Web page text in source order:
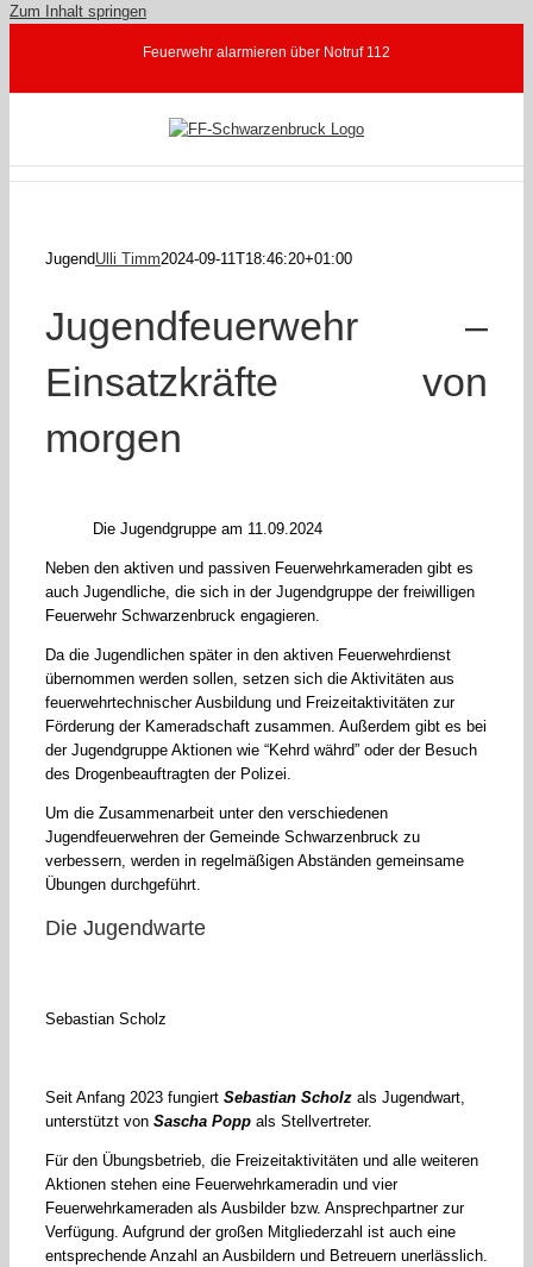
Zum Inhalt springen
Feuerwehr alarmieren über Notruf 112
JugendUlli Timm2024-09-11T18:46:20+01:00
Jugendfeuerwehr –
Einsatzkräfte von
morgen
Die Jugendgruppe am 11.09.2024
Neben den aktiven und passiven Feuerwehrkameraden gibt es
auch Jugendliche, die sich in der Jugendgruppe der freiwilligen
Feuerwehr Schwarzenbruck engagieren.
Da die Jugendlichen später in den aktiven Feuerwehrdienst
übernommen werden sollen, setzen sich die Aktivitäten aus
feuerwehrtechnischer Ausbildung und Freizeitaktivitäten zur
Förderung der Kameradschaft zusammen. Außerdem gibt es bei
der Jugendgruppe Aktionen wie “Kehrd währd” oder der Besuch
des Drogenbeauftragten der Polizei.
Um die Zusammenarbeit unter den verschiedenen
Jugendfeuerwehren der Gemeinde Schwarzenbruck zu
verbessern, werden in regelmäßigen Abständen gemeinsame
Übungen durchgeführt.
Die Jugendwarte
Sebastian Scholz
Seit Anfang 2023 fungiert Sebastian Scholzals Jugendwart,
unterstützt von Sascha Poppals Stellvertreter.
Für den Übungsbetrieb, die Freizeitaktivitäten und alle weiteren
Aktionen stehen eine Feuerwehrkameradin und vier
Feuerwehrkameraden als Ausbilder bzw. Ansprechpartner zur
Verfügung. Aufgrund der großen Mitgliederzahl ist auch eine
entsprechende Anzahl an Ausbildern und Betreuern unerlässlich.